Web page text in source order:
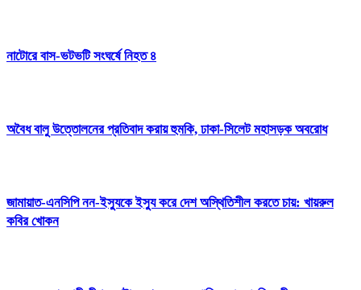
নাটোরে বাস-ভটভটি সংঘর্ষে নিহত ৪
অবৈধ বালু উত্তোলনের প্রতিবাদ করায় হুমকি, ঢাকা-সিলেট মহাসড়ক অবরোধ
জামায়াত-এনসিপি নন-ইস্যুকে ইস্যু করে দেশ অস্থিতিশীল করতে চায়: খায়রুল
কবির খোকন